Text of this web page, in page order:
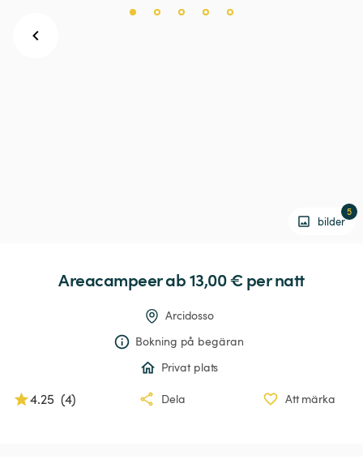
bilder
5
Areacampeer ab 13,00 € per natt
Arcidosso
Bokning på begäran
Privat plats
4.25 (4) Dela Att märka